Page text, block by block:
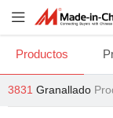
Productos
3831 Granallado